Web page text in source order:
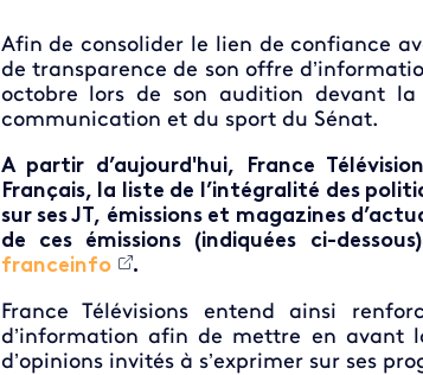
Afin de consolider le lien de confiance
de transparence de son offre
octobre lors de son audition devant
communication et du sport du Sénat.
A partir d’aujourd'hui, France
Français, la liste de l’intégralité des
sur ses JT, émissions et magazines
de ces émissions (indiquées ci-
franceinfo
.
France Télévisions entend ainsi
d’information afin de mettre en avant
d’opinions invités à s’exprimer sur ses